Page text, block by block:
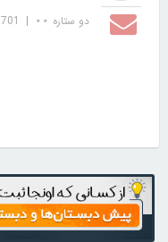
دو ستاره ⋆⋆ |
701